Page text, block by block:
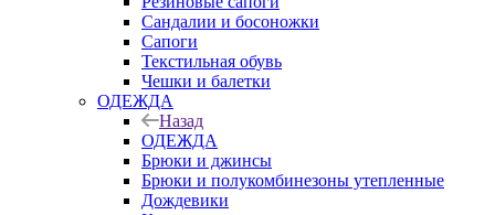
Сандалии и босоножки
Сапоги
Текстильная обувь
Чешки и балетки
ОДЕЖДА
Назад
ОДЕЖДА
Брюки и джинсы
Брюки и полукомбинезоны утепленные
Дождевики